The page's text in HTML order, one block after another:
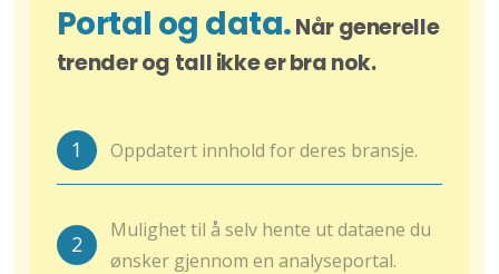
Portal og data.Når generelle
trender og tall ikke er bra nok.
1 Oppdatert innhold for deres bransje.
2
Mulighet til å selv hente ut dataene du
ønsker gjennom en analyseportal.